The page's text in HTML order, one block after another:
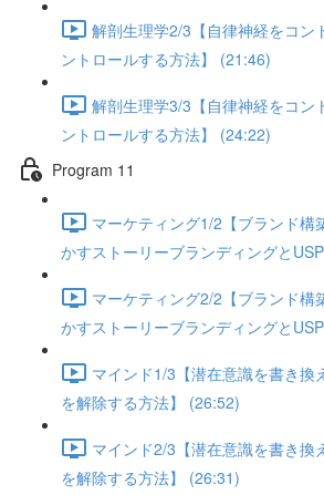
解剖生理学2/3【自律神経をコン
ントロールする方法】 (21:46)
解剖生理学3/3【自律神経をコン
ントロールする方法】 (24:22)
Program 11
マーケティング1/2【ブランド構
かすストーリーブランディングと
マーケティング2/2【ブランド構
かすストーリーブランディングと
マインド1/3【潜在意識を書き換
を解除する方法】 (26:52)
マインド2/3【潜在意識を書き換
を解除する方法】 (26:31)